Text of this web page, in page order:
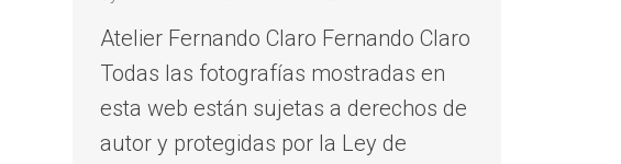
Atelier Fernando Claro Fernando Claro
Todas las fotografías mostradas en
esta web están sujetas a derechos de
autor y protegidas por la Ley de